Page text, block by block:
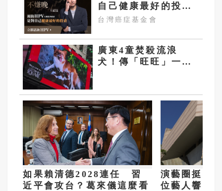
自己健康最好的投
資，把握現在不嫌
台灣癌症基金會
廣東4童焚殺流浪
犬！傳「旺旺」一家
如果賴清德2028連任 習
近平會攻台？葛來儀這麼看
演藝圈挺公
位藝人響應